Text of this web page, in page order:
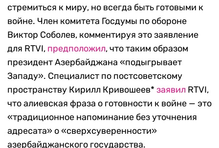
стремиться к миру, но всегда быть готовыми к
войне. Член комитета Госдумы по обороне
Виктор Соболев, комментируя это заявление
для RTVI, предположил, что таким образом
президент Азербайджана «подыгрывает
Западу». Специалист по постсоветскому
пространству Кирилл Кривошеев* заявил RTVI,
что алиевская фраза о готовности к войне — это
«традиционное напоминание без уточнения
адресата» о «сверхсуверенности»
азербайджанского государства.